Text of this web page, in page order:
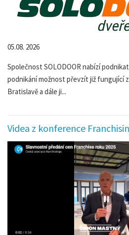
05.08. 2026
Společnost SOLODOOR nabízí
podnikání možnost převzít již fungující
Bratislavě a dále ji...
Videa z konference